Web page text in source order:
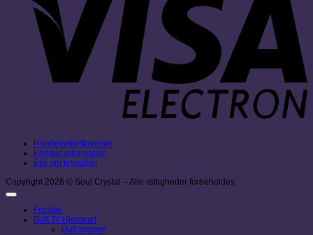
Handelsebetingelser
Kontakt information
Etik om krystaller
Copyright 2026 © Soul Crystal – Alle rettigheder forbeholdes
Forside
Duft Til Hjemmet
Duft lamper